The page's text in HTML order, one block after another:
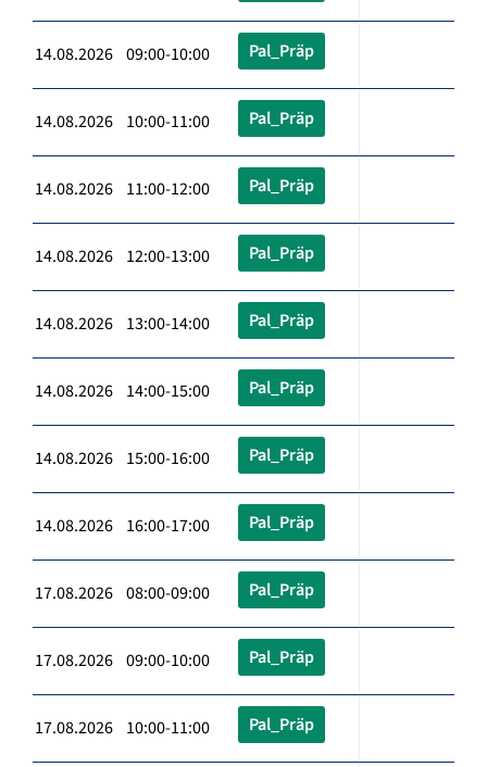
14.08.2026 09:00-10:00 Pal_Präp
14.08.2026 10:00-11:00 Pal_Präp
14.08.2026 11:00-12:00 Pal_Präp
14.08.2026 12:00-13:00 Pal_Präp
14.08.2026 13:00-14:00 Pal_Präp
14.08.2026 14:00-15:00 Pal_Präp
14.08.2026 15:00-16:00 Pal_Präp
14.08.2026 16:00-17:00 Pal_Präp
17.08.2026 08:00-09:00 Pal_Präp
17.08.2026 09:00-10:00 Pal_Präp
17.08.2026 10:00-11:00 Pal_Präp